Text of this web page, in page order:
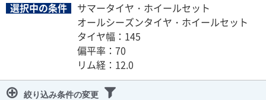
選択中の条件
サマータイヤ・ホイールセット
オールシーズンタイヤ・ホイールセット
タイヤ幅：145
偏平率：70
リム経：12.0
絞り込み条件の変更